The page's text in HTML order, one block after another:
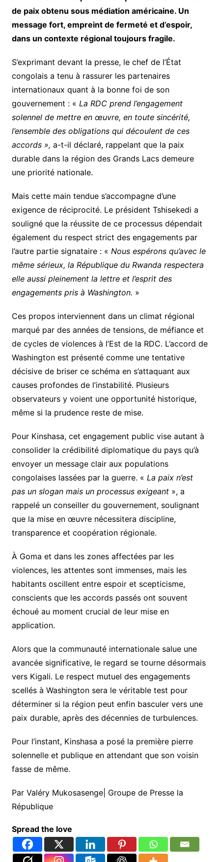
de paix obtenu sous médiation américaine. Un
message fort, empreint de fermeté et d’espoir,
dans un contexte régional toujours fragile.
S’exprimant devant la presse, le chef de l’État
congolais a tenu à rassurer les partenaires
internationaux quant à la bonne foi de son
gouvernement : « La RDC prend l’engagement
solennel de mettre en œuvre, en toute sincérité,
l’ensemble des obligations qui découlent de ces
accords », a-t-il déclaré, rappelant que la paix
durable dans la région des Grands Lacs demeure
une priorité nationale.
Mais cette main tendue s’accompagne d’une
exigence de réciprocité. Le président Tshisekedi a
souligné que la réussite de ce processus dépendait
également du respect strict des engagements par
l’autre partie signataire : « Nous espérons qu’avec le
même sérieux, la République du Rwanda respectera
elle aussi pleinement la lettre et l’esprit des
engagements pris à Washington. »
Ces propos interviennent dans un climat régional
marqué par des années de tensions, de méfiance et
de cycles de violences à l’Est de la RDC. L’accord de
Washington est présenté comme une tentative
décisive de briser ce schéma en s’attaquant aux
causes profondes de l’instabilité. Plusieurs
observateurs y voient une opportunité historique,
même si la prudence reste de mise.
Pour Kinshasa, cet engagement public vise autant à
consolider la crédibilité diplomatique du pays qu’à
envoyer un message clair aux populations
congolaises lassées par la guerre. « La paix n’est
pas un slogan mais un processus exigeant », a
rappelé un conseiller du gouvernement, soulignant
que la mise en œuvre nécessitera discipline,
transparence et coopération régionale.
À Goma et dans les zones affectées par les
violences, les attentes sont immenses, mais les
habitants oscillent entre espoir et scepticisme,
conscients que les accords passés ont souvent
échoué au moment crucial de leur mise en
application.
Alors que la communauté internationale salue une
avancée significative, le regard se tourne désormais
vers Kigali. Le respect mutuel des engagements
scellés à Washington sera le véritable test pour
déterminer si la région peut enfin basculer vers une
paix durable, après des décennies de turbulences.
Pour l’instant, Kinshasa a posé la première pierre
solennelle et publique en attendant que son voisin
fasse de même.
Par Valéry Mukosasenge| Groupe de Presse la
République
Spread the love